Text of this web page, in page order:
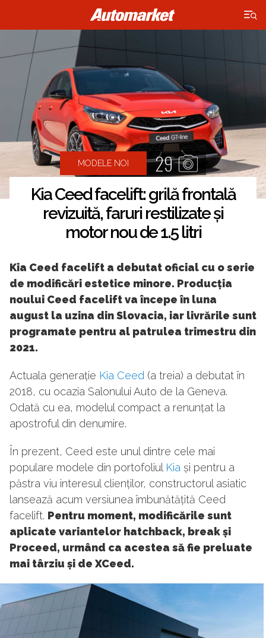
×
MODELE NOI 29
Kia Ceed facelift: grilă frontală
revizuită, faruri restilizate și
motor nou de 1.5 litri
Kia Ceed facelift a debutat oficial cu o serie
de modificări estetice minore. Producția
noului Ceed facelift va începe în luna
august la uzina din Slovacia, iar livrările sunt
programate pentru al patrulea trimestru din
2021.
Actuala generație Kia Ceed (a treia) a debutat în
2018, cu ocazia Salonului Auto de la Geneva.
Odată cu ea, modelul compact a renunțat la
apostroful din denumire.
În prezent, Ceed este unul dintre cele mai
populare modele din portofoliul Kia și pentru a
păstra viu interesul clienților, constructorul asiatic
lansează acum versiunea îmbunătățită Ceed
facelift. Pentru moment, modificările sunt
aplicate variantelor hatchback, break și
Proceed, urmând ca acestea să fie preluate
mai târziu și de XCeed.